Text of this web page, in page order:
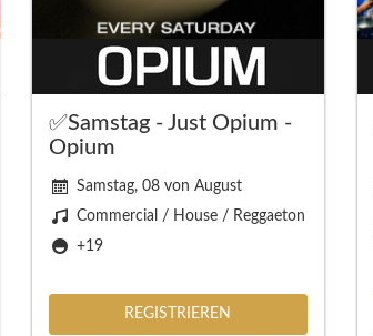
✅Samstag - Just Opium -
Opium
Samstag, 08 von August
Commercial / House / Reggaeton
+19
REGISTRIEREN